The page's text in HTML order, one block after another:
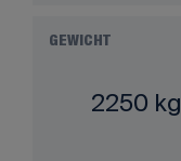
GEWICHT
2250 kg